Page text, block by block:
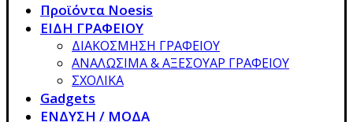
Προϊόντα Noesis
ΕΙΔΗ ΓΡΑΦΕΙΟΥ
ΔΙΑΚΟΣΜΗΣΗ ΓΡΑΦΕΙΟΥ
ΑΝΑΛΩΣΙΜΑ & ΑΞΕΣΟΥΑΡ ΓΡΑΦΕΙΟΥ
ΣΧΟΛΙΚΑ
Gadgets
ΕΝΔΥΣΗ / ΜΟΔΑ